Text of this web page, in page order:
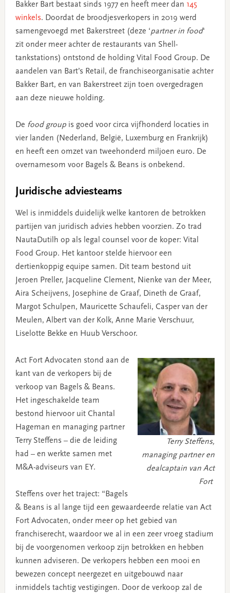
Bakker Bart bestaat sinds 1977 en heeft meer dan 145
winkels. Doordat de broodjesverkopers in 2019 werd
samengevoegd met Bakerstreet (deze ‘partner in food‘
zit onder meer achter de restaurants van Shell-
tankstations) ontstond de holding Vital Food Group. De
aandelen van Bart’s Retail, de franchiseorganisatie achter
Bakker Bart, en van Bakerstreet zijn toen overgedragen
aan deze nieuwe holding.
De food groupis goed voor circa vijfhonderd locaties in
vier landen (Nederland, België, Luxemburg en Frankrijk)
en heeft een omzet van tweehonderd miljoen euro. De
overnamesom voor Bagels & Beans is onbekend.
Juridische adviesteams
Wel is inmiddels duidelijk welke kantoren de betrokken
partijen van juridisch advies hebben voorzien. Zo trad
NautaDutilh op als legal counsel voor de koper: Vital
Food Group. Het kantoor stelde hiervoor een
dertienkoppig equipe samen. Dit team bestond uit
Jeroen Preller, Jacqueline Clement, Nienke van der Meer,
Aira Scheijvens, Josephine de Graaf, Dineth de Graaf,
Margot Schulpen, Mauricette Schaufeli, Casper van der
Meulen, Albert van der Kolk, Anne Marie Verschuur,
Liselotte Bekke en Huub Verschoor.
Terry Steffens,
managing partner en
dealcaptain van Act
Fort
Act Fort Advocaten stond aan de
kant van de verkopers bij de
verkoop van Bagels & Beans.
Het ingeschakelde team
bestond hiervoor uit Chantal
Hageman en managing partner
Terry Steffens – die de leiding
had – en werkte samen met
M&A-adviseurs van EY.
Steffens over het traject: “Bagels
& Beans is al lange tijd een gewaardeerde relatie van Act
Fort Advocaten, onder meer op het gebied van
franchiserecht, waardoor we al in een zeer vroeg stadium
bij de voorgenomen verkoop zijn betrokken en hebben
kunnen adviseren. De verkopers hebben een mooi en
bewezen concept neergezet en uitgebouwd naar
inmiddels tachtig vestigingen. Door de verkoop zal de